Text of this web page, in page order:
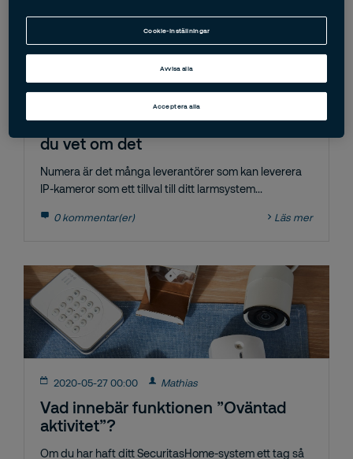
Dina IP-kameror hjälper dig utan att
du vet om det
Numera är det många leverantörer som kan leverera
IP-kameror som ett tillval till ditt larmsystem...
0 kommentar(er) Läs mer
2020-05-27 00:00 Mathias
Vad innebär funktionen ”Oväntad
aktivitet”?
Om du har haft ditt SecuritasHome-system ett tag så
Avvisa alla
Acceptera alla
Cookie-inställningar